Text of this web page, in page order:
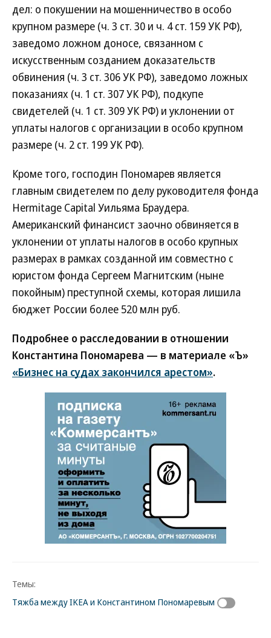
дел: о покушении на мошенничество в особо
крупном размере (ч. 3 ст. 30 и ч. 4 ст. 159 УК РФ),
заведомо ложном доносе, связанном с
искусственным созданием доказательств
обвинения (ч. 3 ст. 306 УК РФ), заведомо ложных
показаниях (ч. 1 ст. 307 УК РФ), подкупе
свидетелей (ч. 1 ст. 309 УК РФ) и уклонении от
уплаты налогов с организации в особо крупном
размере (ч. 2 ст. 199 УК РФ).
Кроме того, господин Пономарев является
главным свидетелем по делу руководителя фонда
Hermitage Capital Уильяма Браудера.
Американский финансист заочно обвиняется в
уклонении от уплаты налогов в особо крупных
размерах в рамках созданной им совместно с
юристом фонда Сергеем Магнитским (ныне
покойным) преступной схемы, которая лишила
бюджет России более 520 млн руб.
Подробнее о расследовании в отношении
Константина Пономарева — в материале «Ъ»
«Бизнес на судах закончился арестом».
Темы:
Тяжба между IKEA и Константином Пономаревым